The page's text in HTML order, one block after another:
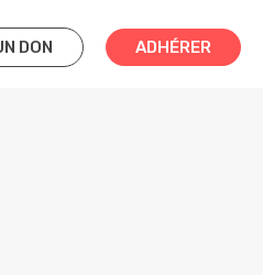
DON ADHÉRER